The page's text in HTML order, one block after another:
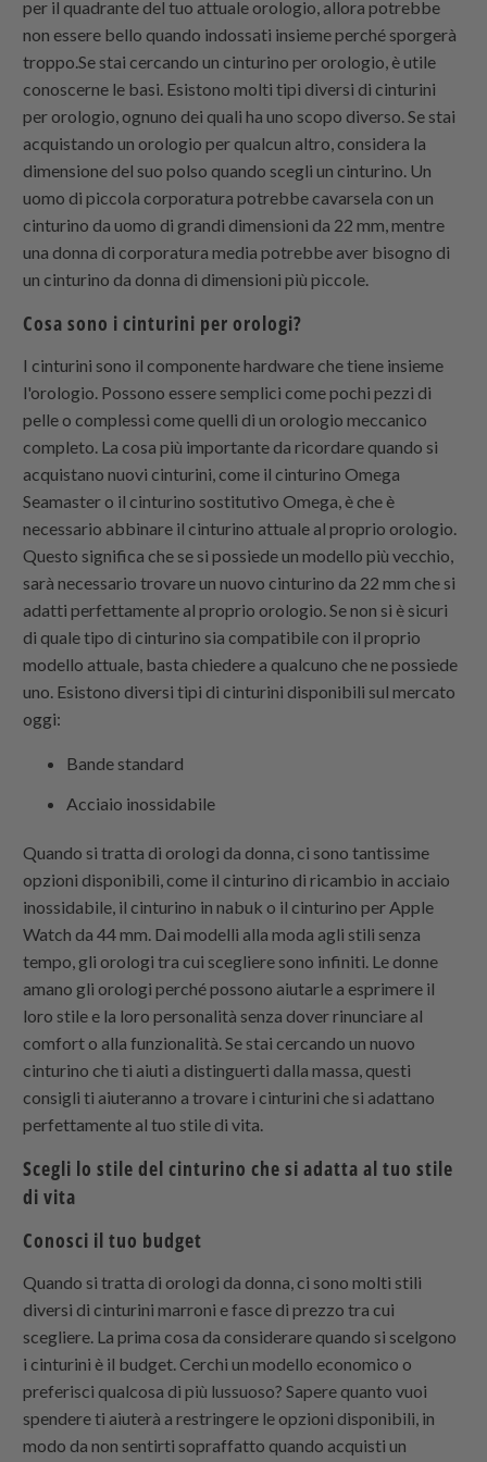
per il quadrante del tuo attuale orologio, allora potrebbe
non essere bello quando indossati insieme perché sporgerà
troppo.Se stai cercando un cinturino per orologio, è utile
conoscerne le basi. Esistono molti tipi diversi di cinturini
per orologio, ognuno dei quali ha uno scopo diverso. Se stai
acquistando un orologio per qualcun altro, considera la
dimensione del suo polso quando scegli un cinturino. Un
uomo di piccola corporatura potrebbe cavarsela con un
cinturino da uomo di grandi dimensioni da 22 mm, mentre
una donna di corporatura media potrebbe aver bisogno di
un cinturino da donna di dimensioni più piccole.
Cosa sono i cinturini per orologi?
I cinturini sono il componente hardware che tiene insieme
l'orologio. Possono essere semplici come pochi pezzi di
pelle o complessi come quelli di un orologio meccanico
completo. La cosa più importante da ricordare quando si
acquistano nuovi cinturini, come il cinturino Omega
Seamaster o il cinturino sostitutivo Omega, è che è
necessario abbinare il cinturino attuale al proprio orologio.
Questo significa che se si possiede un modello più vecchio,
sarà necessario trovare un nuovo cinturino da 22 mm che si
adatti perfettamente al proprio orologio. Se non si è sicuri
di quale tipo di cinturino sia compatibile con il proprio
modello attuale, basta chiedere a qualcuno che ne possiede
uno. Esistono diversi tipi di cinturini disponibili sul mercato
oggi:
Bande standard
Acciaio inossidabile
Quando si tratta di orologi da donna, ci sono tantissime
opzioni disponibili, come il cinturino di ricambio in acciaio
inossidabile, il cinturino in nabuk o il cinturino per Apple
Watch da 44 mm. Dai modelli alla moda agli stili senza
tempo, gli orologi tra cui scegliere sono infiniti. Le donne
amano gli orologi perché possono aiutarle a esprimere il
loro stile e la loro personalità senza dover rinunciare al
comfort o alla funzionalità. Se stai cercando un nuovo
cinturino che ti aiuti a distinguerti dalla massa, questi
consigli ti aiuteranno a trovare i cinturini che si adattano
perfettamente al tuo stile di vita.
Scegli lo stile del cinturino che si adatta al tuo stile
di vita
Conosci il tuo budget
Quando si tratta di orologi da donna, ci sono molti stili
diversi di cinturini marroni e fasce di prezzo tra cui
scegliere. La prima cosa da considerare quando si scelgono
i cinturini è il budget. Cerchi un modello economico o
preferisci qualcosa di più lussuoso? Sapere quanto vuoi
spendere ti aiuterà a restringere le opzioni disponibili, in
modo da non sentirti sopraffatto quando acquisti un